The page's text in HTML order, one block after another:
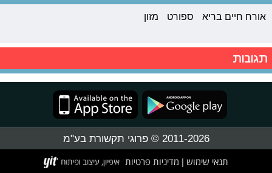
אורח חיים בריא ספורט מזון
תגובות
2011-2026 © פרוגי תקשורת בע"מ
תנאי שימוש מדיניות פרטיות